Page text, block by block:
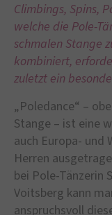
Climbings, Spins,
welche die Pole-
schmalen Stange
kombiniert,
zuletzt ein
„Poledance“ –
Stange – ist eine
auch Europa- und
Herren
bei Pole-Tänzerin
Voitsberg kann
anspruchsvoll